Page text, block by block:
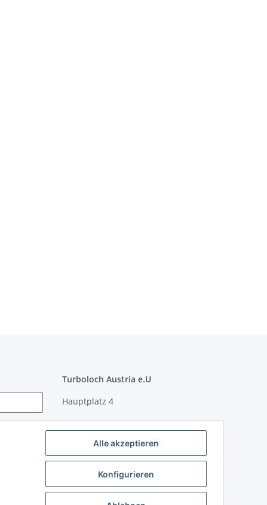
Turboloch Austria e.U
Hauptplatz 4
2870 Aspang
eMail: info@turboloch.at
Telefonische Erreichbarkeit
Alle akzeptieren
Konfigurieren